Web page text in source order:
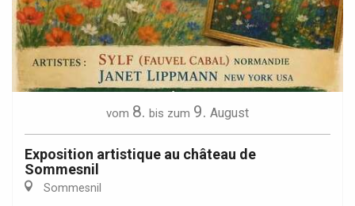
vom 8. bis zum 9. August
Exposition artistique au château de
Sommesnil
Sommesnil